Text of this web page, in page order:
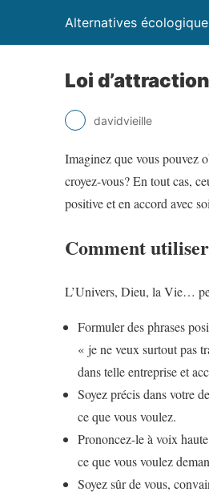
Alternatives
Loi
davidvieille
Imaginez que vous pouvez
croyez-vous? En tout cas,
positive et en accord avec
Comment
L’Univers, Dieu, la Vie…
Formuler des phrases
« je ne veux surtout pas
dans telle entreprise et
Soyez précis dans votre
ce que vous voulez.
Prononcez-le à voix
ce que vous voulez
Soyez sûr de vous,